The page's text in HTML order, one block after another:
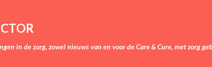
in de zorg, zowel nieuws van en voor de Care & Cure, met zorg